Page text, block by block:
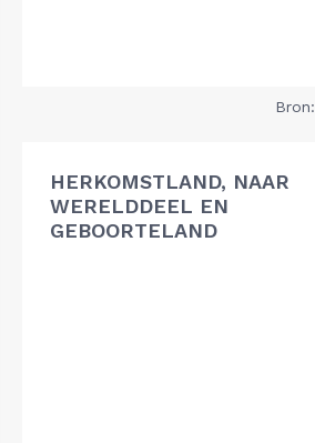
Bron:
HERKOMSTLAND, NAAR
WERELDDEEL EN
GEBOORTELAND